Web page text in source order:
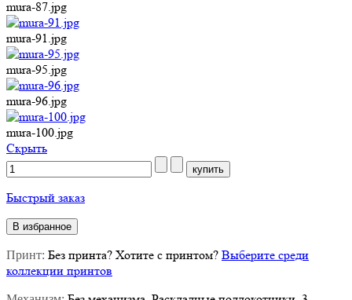
mura-87.jpg
mura-91.jpg
mura-95.jpg
mura-96.jpg
mura-100.jpg
Cкрыть
Быстрый заказ
В избранное
Принт: Без принта? Хотите с принтом? Выберите среди
коллекции принтов